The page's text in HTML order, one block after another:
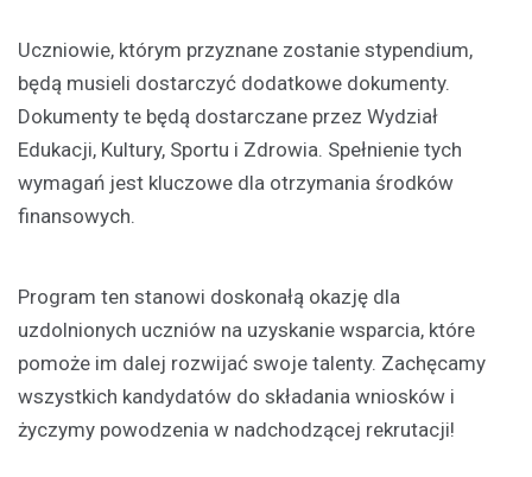
Uczniowie, którym przyznane zostanie stypendium,
będą musieli dostarczyć dodatkowe dokumenty.
Dokumenty te będą dostarczane przez Wydział
Edukacji, Kultury, Sportu i Zdrowia. Spełnienie tych
wymagań jest kluczowe dla otrzymania środków
finansowych.
Program ten stanowi doskonałą okazję dla
uzdolnionych uczniów na uzyskanie wsparcia, które
pomoże im dalej rozwijać swoje talenty. Zachęcamy
wszystkich kandydatów do składania wniosków i
życzymy powodzenia w nadchodzącej rekrutacji!